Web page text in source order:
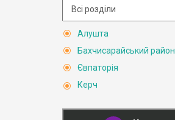
Алушта
Бахчисарайський район
Євпаторія
Керч